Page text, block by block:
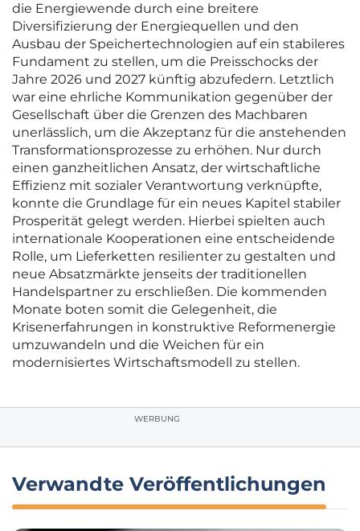
die Energiewende durch eine breitere
Diversifizierung der Energiequellen und den
Ausbau der Speichertechnologien auf ein stabileres
Fundament zu stellen, um die Preisschocks der
Jahre 2026 und 2027 künftig abzufedern. Letztlich
war eine ehrliche Kommunikation gegenüber der
Gesellschaft über die Grenzen des Machbaren
unerlässlich, um die Akzeptanz für die anstehenden
Transformationsprozesse zu erhöhen. Nur durch
einen ganzheitlichen Ansatz, der wirtschaftliche
Effizienz mit sozialer Verantwortung verknüpfte,
konnte die Grundlage für ein neues Kapitel stabiler
Prosperität gelegt werden. Hierbei spielten auch
internationale Kooperationen eine entscheidende
Rolle, um Lieferketten resilienter zu gestalten und
neue Absatzmärkte jenseits der traditionellen
Handelspartner zu erschließen. Die kommenden
Monate boten somit die Gelegenheit, die
Krisenerfahrungen in konstruktive Reformenergie
umzuwandeln und die Weichen für ein
modernisiertes Wirtschaftsmodell zu stellen.
WERBUNG
Verwandte Veröffentlichungen